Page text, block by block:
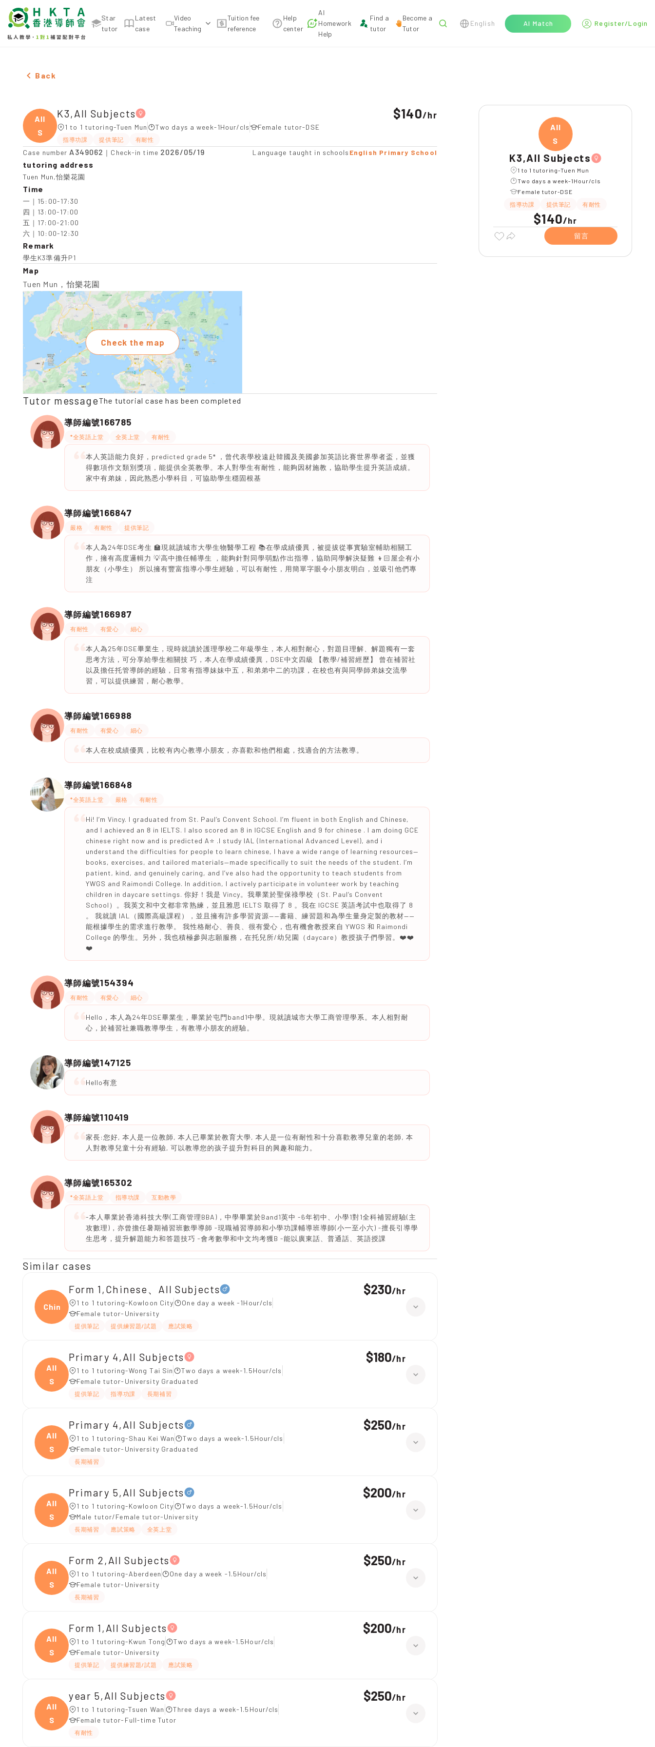
Star
tutor
Latest
case
Video
Teaching
Tuition fee
reference
Help
center
AI
Homework
Help
Find a
tutor
Become a
Tutor
English AI Match Register/Login
Female K3,All Subjects，Tuen Mun Tuition recommendation
Back
All
S
K3,All Subjects
1 to 1 tutoring-Tuen Mun Two days a week-1Hour/cls Female tutor-DSE
指導功課 提供筆記 有耐性
$140/hr
Case number A349062 ｜Check-in time 2026/05/19 Language taught in schools English Primary School
tutoring address
Tuen Mun,怡樂花園
Time
一｜15:00-17:30
四｜13:00-17:00
五｜17:00-21:00
六｜10:00-12:30
Remark
學生K3準備升P1
Map
Tuen Mun，怡樂花園
Check the map
Tutor messageThe tutorial case has been completed
導師編號166785
*全英語上堂 全英上堂 有耐性
本人英語能力良好，predicted grade 5* ，曾代表學校遠赴韓國及美國參加英語比賽世界學者盃，並獲
得數項作文類別獎項，能提供全英教學。本人對學生有耐性，能夠因材施教，協助學生提升英語成績。
家中有弟妹，因此熟悉小學科目，可協助學生穩固根基
導師編號166847
嚴格 有耐性 提供筆記
本人為24年DSE考生 🏫現就讀城市大學生物醫學工程 📚在學成績優異，被提拔從事實驗室輔助相關工
作，擁有高度邏輯力 💡高中擔任輔導生 ，能夠針對同學弱點作出指導，協助同學解決疑難 👦🏻屋企有小
朋友（小學生） 所以擁有豐富指導小學生經驗，可以有耐性，用簡單字眼令小朋友明白，並吸引他們專
注
導師編號166987
有耐性 有愛心 細心
本人為25年DSE畢業生，現時就讀於護理學校二年級學生，本人相對耐心，對題目理解、解題獨有一套
思考方法，可分享給學生相關技 巧，本人在學成績優異，DSE中文四級 【教學/補習經歷】 曾在補習社
以及擔任托管導師的經驗，日常有指導妹妹中五，和弟弟中二的功課，在校也有與同學師弟妹交流學
習，可以提供練習，耐心教學。
導師編號166988
有耐性 有愛心 細心
本人在校成績優異，比較有內心教導小朋友，亦喜歡和他們相處，找適合的方法教導。
導師編號166848
*全英語上堂 嚴格 有耐性
Hi! I’m Vincy. I graduated from St. Paul’s Convent School. I’m fluent in both English and Chinese,
and I achieved an 8 in IELTS. I also scored an 8 in IGCSE English and 9 for chinese . I am doing GCE
chinese right now and is predicted A⭐️ .I study IAL (International Advanced Level), and i
understand the difficulties for people to learn chinese, I have a wide range of learning resources—
books, exercises, and tailored materials—made specifically to suit the needs of the student. I’m
patient, kind, and genuinely caring, and I’ve also had the opportunity to teach students from
YWGS and Raimondi College. In addition, I actively participate in volunteer work by teaching
children in daycare settings. 你好！我是 Vincy。我畢業於聖保祿學校（St. Paul’s Convent
School）。我英文和中文都非常熟練，並且雅思 IELTS 取得了 8 。我在 IGCSE 英語考試中也取得了 8
。 我就讀 IAL（國際高級課程），並且擁有許多學習資源——書籍、練習題和為學生量身定製的教材——
能根據學生的需求進行教學。 我性格耐心、善良、很有愛心，也有機會教授來自 YWGS 和 Raimondi
College 的學生。另外，我也積極參與志願服務，在托兒所/幼兒園（daycare）教授孩子們學習。❤️❤️
❤️
導師編號154394
有耐性 有愛心 細心
Hello，本人為24年DSE畢業生，畢業於屯門band1中學。現就讀城市大學工商管理學系。本人相對耐
心，於補習社兼職教導學生，有教導小朋友的經驗。
導師編號147125
Hello有意
導師編號110419
家長:您好, 本人是一位教師, 本人已畢業於教育大學, 本人是一位有耐性和十分喜歡教導兒童的老師, 本
人對教導兒童十分有經驗, 可以教導您的孩子提升對科目的興趣和能力。
導師編號165302
*全英語上堂 指導功課 互動教學
-本人畢業於香港科技大學(工商管理BBA)，中學畢業於Band1英中 -6年初中、小學1對1全科補習經驗(主
攻數理)，亦曾擔任暑期補習班數學導師 -現職補習導師和小學功課輔導班導師(小一至小六) -擅長引導學
生思考，提升解題能力和答題技巧 -會考數學和中文均考獲B -能以廣東話、普通話、英語授課
Similar cases
Chine
Form 1,Chinese、All Subjects
1 to 1 tutoring-Kowloon City
One day a week -1Hour/cls
Female tutor-University
提供筆記 提供練習題/試題 應試策略
$230/hr
All
S
Primary 4,All Subjects
1 to 1 tutoring-Wong Tai Sin
Two days a week-1.5Hour/cls
Female tutor-University Graduated
提供筆記 指導功課 長期補習
$180/hr
All
S
Primary 4,All Subjects
1 to 1 tutoring-Shau Kei Wan
Two days a week-1.5Hour/cls
Female tutor-University Graduated
長期補習
$250/hr
All
S
Primary 5,All Subjects
1 to 1 tutoring-Kowloon City
Two days a week-1.5Hour/cls
Male tutor/Female tutor-University
長期補習 應試策略 全英上堂
$200/hr
All
S
Form 2,All Subjects
1 to 1 tutoring-Aberdeen
One day a week -1.5Hour/cls
Female tutor-University
長期補習
$250/hr
All
S
Form 1,All Subjects
1 to 1 tutoring-Kwun Tong
Two days a week-1.5Hour/cls
Female tutor-University
提供筆記 提供練習題/試題 應試策略
$200/hr
All
S
year 5,All Subjects
1 to 1 tutoring-Tsuen Wan
Three days a week-1.5Hour/cls
Female tutor-Full-time Tutor
有耐性
$250/hr
All
S
K3,All Subjects
1 to 1 tutoring-Tuen Mun
Two days a week-1Hour/cls
Female tutor-DSE
指導功課
提供筆記 有耐性
$140/hr
留言